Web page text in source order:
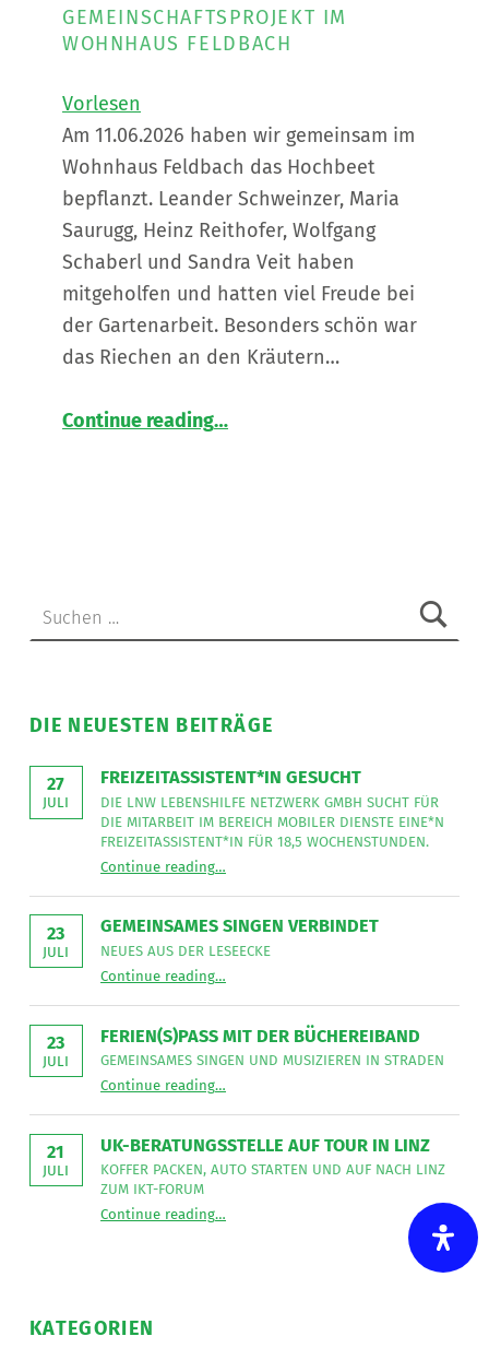
GEMEINSCHAFTSPROJEKT IM
WOHNHAUS FELDBACH
Vorlesen
Am 11.06.2026 haben wir gemeinsam im
Wohnhaus Feldbach das Hochbeet
bepflanzt. Leander Schweinzer, Maria
Saurugg, Heinz Reithofer, Wolfgang
Schaberl und Sandra Veit haben
mitgeholfen und hatten viel Freude bei
der Gartenarbeit. Besonders schön war
das Riechen an den Kräutern…
Continue readingMit Tatkraft und grünem Daumen zum neuen Hochbeet
Gemeinschaftsprojekt
…
DIE NEUESTEN BEITRÄGE
27
JULI
FREIZEITASSISTENT*IN GESUCHT
DIE LNW LEBENSHILFE NETZWERK GMBH SUCHT FÜR
DIE MITARBEIT IM BEREICH MOBILER DIENSTE EINE*N
FREIZEITASSISTENT*IN FÜR 18,5 WOCHENSTUNDEN.
Continue readingDie
Lebenshilfe
GmbH
für
die
Mitarbeit
im
Mobiler
eine*n
Freizeitassistent*in
für
…
23
JULI
GEMEINSAMES SINGEN VERBINDET
NEUES AUS DER LESEECKE
Continue readingNeues
der
”
…
23
JULI
FERIEN(S)PASS MIT DER BÜCHEREIBAND
GEMEINSAMES SINGEN UND MUSIZIEREN IN STRADEN
Continue readingGemeinsames
und
in
Straden
”
…
21
JULI
UK-BERATUNGSSTELLE AUF TOUR IN LINZ
KOFFER PACKEN, AUTO STARTEN UND AUF NACH LINZ
ZUM IKT-FORUM
Continue readingUK-Beratungsstelle auf Tour in Linz
Koffer
…
KATEGORIEN